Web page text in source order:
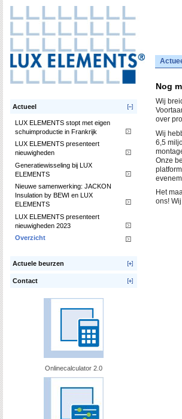
Actueel
LUX ELEMENTS stopt met eigen
schuimproductie in Frankrijk
LUX ELEMENTS presenteert
nieuwigheden
Generatiewisseling bij LUX
ELEMENTS
Nieuwe samenwerking: JACKON
Insulation by BEWI en LUX
ELEMENTS
LUX ELEMENTS presenteert
nieuwigheden 2023
Overzicht
Actuele beurzen
Contact
Onlinecalculator 2.0
Nog
Wij
over
Wij
6,5
Onze
Het
ons!